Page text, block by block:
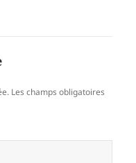
Les champs obligatoires